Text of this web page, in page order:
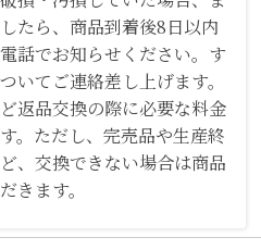
たら、商品到着後8日以内
話でお知らせください。す
いてご連絡差し上げます。
返品交換の際に必要な料金
。ただし、完売品や生産終
、交換できない場合は商品
きます。